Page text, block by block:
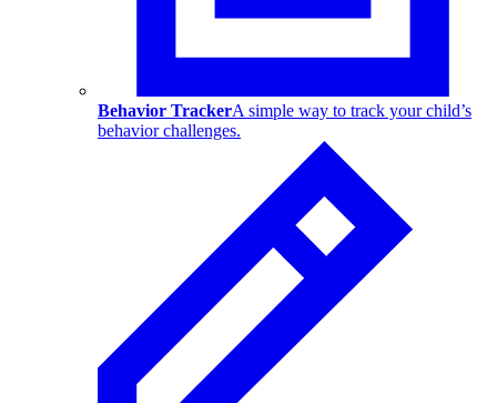
Behavior TrackerA simple way to track your child’s
behavior challenges.